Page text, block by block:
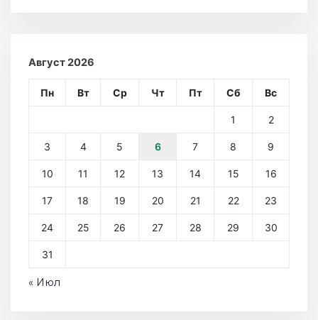
Август 2026
Пн Вт Ср Чт Пт Сб Вс
1 2
3 4 5 6 7 8 9
10 11 12 13 14 15 16
17 18 19 20 21 22 23
24 25 26 27 28 29 30
31
« Июл